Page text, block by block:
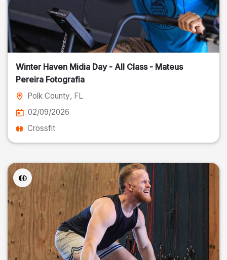
Winter Haven Midia Day - All Class - Mateus
Pereira Fotografia
Polk County, FL
02/09/2026
Crossfit